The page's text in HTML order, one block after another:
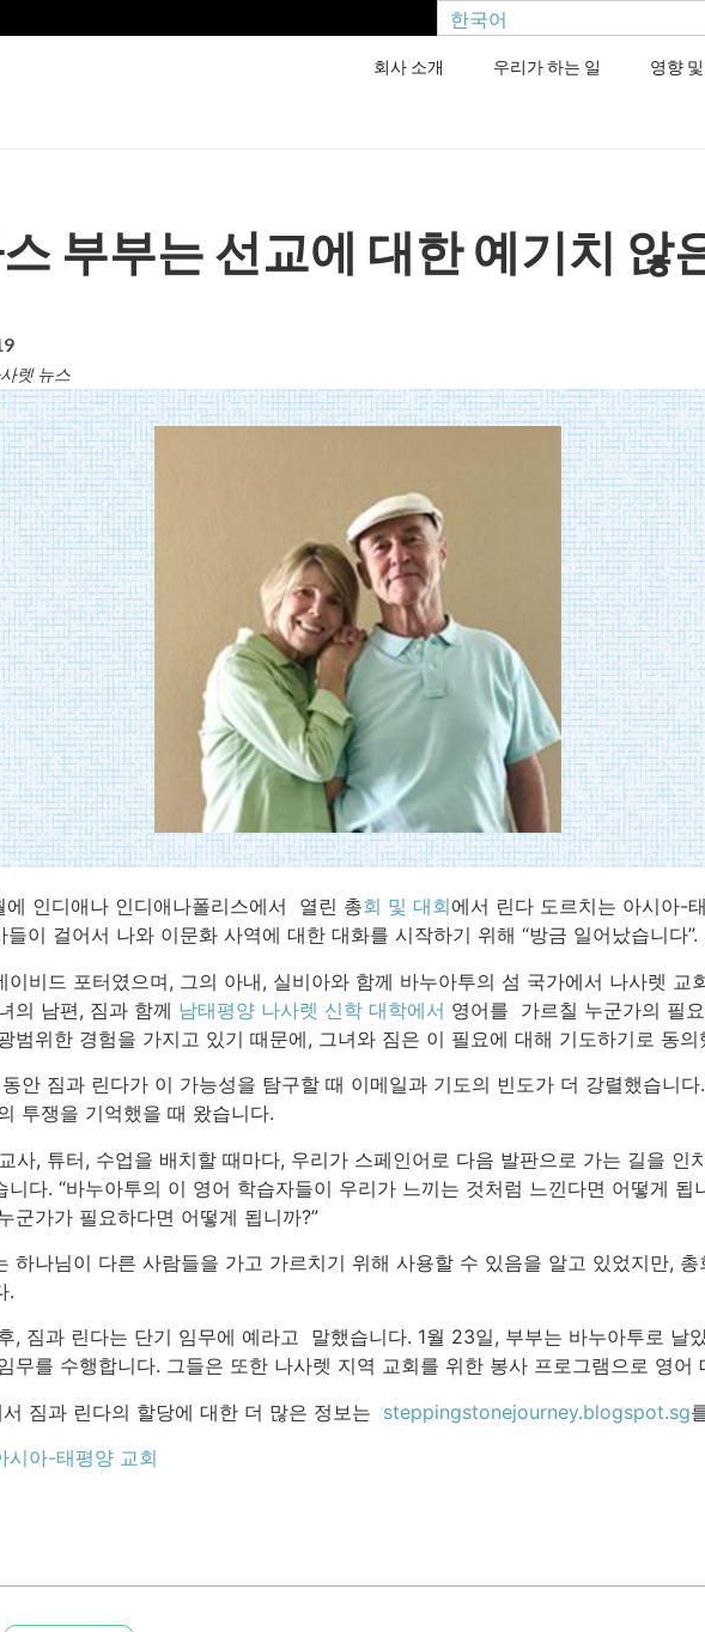
한국어
회사 소개 우리가 하는 일 영향
부부는 선교에 대한 예기치 않
렛 뉴스
에 인디애나 인디애나폴리스에서 열린 총회 및 대회에서 린다 도르치는 아시아-
들이 걸어서 나와 이문화 사역에 대한 대화를 시작하기 위해 “방금 일어났습니다”.
이비드 포터였으며, 그의 아내, 실비아와 함께 바누아투의 섬 국가에서 나사렛
의 남편, 짐과 함께 남태평양 나사렛 신학 대학에서 영어를 가르칠 누군가의 필
범위한 경험을 가지고 있기 때문에, 그녀와 짐은 이 필요에 대해 기도하기로 동의
안 짐과 린다가 이 가능성을 탐구할 때 이메일과 기도의 빈도가 더 강렬했습니
투쟁을 기억했을 때 왔습니다.
사, 튜터, 수업을 배치할 때마다, 우리가 스페인어로 다음 발판으로 가는 길을
니다. “바누아투의 이 영어 학습자들이 우리가 느끼는 것처럼 느낀다면 어떻게
군가가 필요하다면 어떻게 됩니까?”
하나님이 다른 사람들을 가고 가르치기 위해 사용할 수 있음을 알고 있었지만,
.
, 짐과 린다는 단기 임무에 예라고 말했습니다. 1월 23일, 부부는 바누아투로 날
무를 수행합니다. 그들은 또한 나사렛 지역 교회를 위한 봉사 프로그램으로 영어
짐과 린다의 할당에 대한 더 많은 정보는 steppingstonejourney.blogspot.sg
시아-태평양 교회